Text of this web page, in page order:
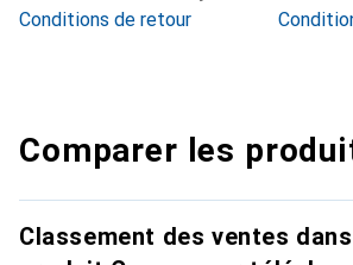
Conditions de retour
Comparer les
Classement des ventes